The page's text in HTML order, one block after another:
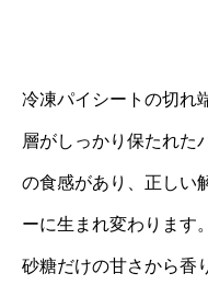
冷凍パイシートの切れ
層がしっかり保たれた
の食感があり、正しい
ーに生まれ変わります
砂糖だけの甘さから香